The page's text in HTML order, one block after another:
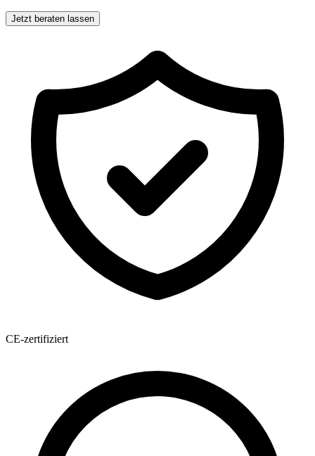
Jetzt beraten lassen
CE-zertifiziert